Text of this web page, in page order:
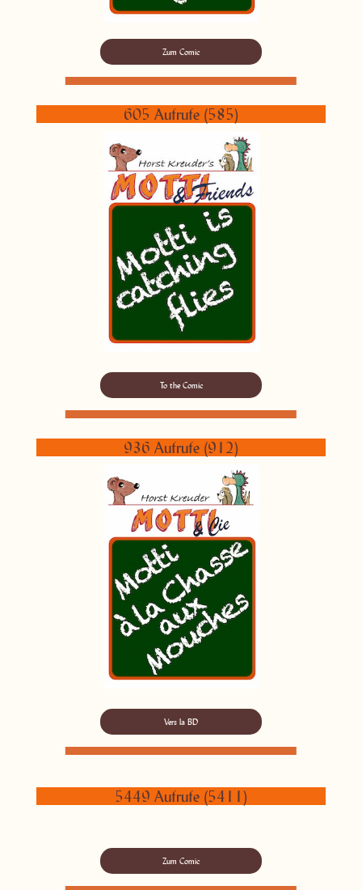
Zum Comic
605 Aufrufe (585)
To the Comic
936 Aufrufe (912)
Vers la BD
5449 Aufrufe (5411)
Zum Comic